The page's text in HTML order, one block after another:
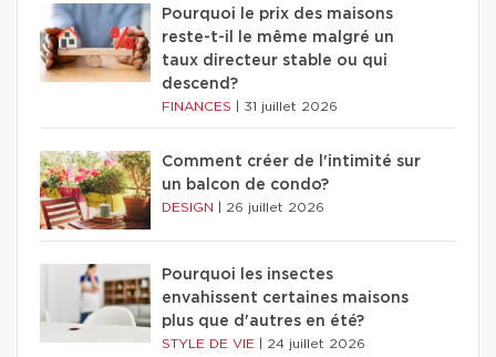
Pourquoi le prix des maisons
reste-t-il le même malgré un
taux directeur stable ou qui
descend?
FINANCES 31 juillet 2026
Comment créer de l'intimité sur
un balcon de condo?
DESIGN 26 juillet 2026
Pourquoi les insectes
envahissent certaines maisons
plus que d'autres en été?
STYLE DE VIE 24 juillet 2026